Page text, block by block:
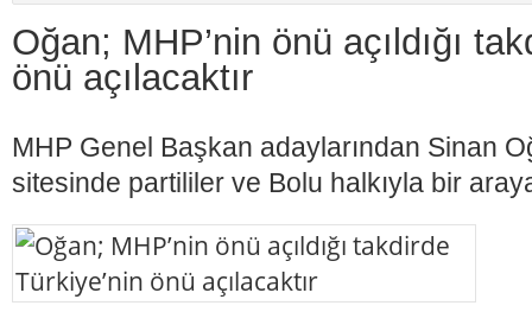
Oğan; MHP’nin önü açıldığı
önü açılacaktır
MHP Genel Başkan adaylarından Sinan
sitesinde partililer ve Bolu halkıyla bir